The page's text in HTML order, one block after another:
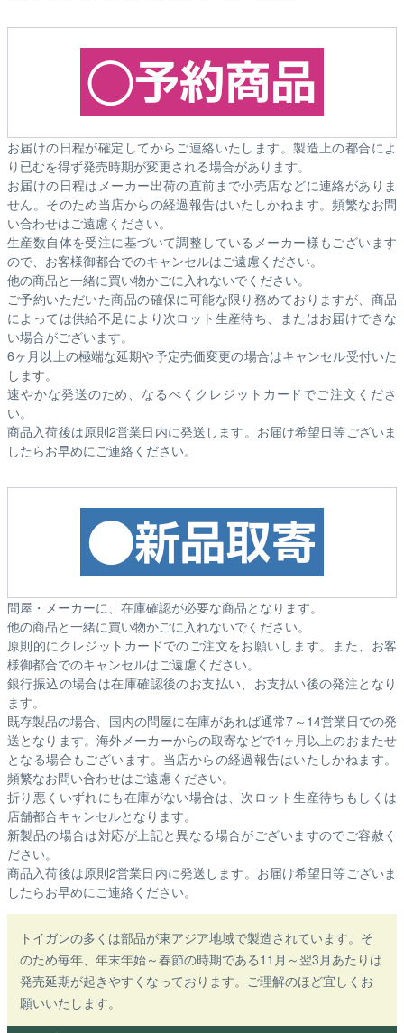
お届けの日程が確定してからご連絡いたします。製造上の都合によ
り已むを得ず発売時期が変更される場合があります。
お届けの日程はメーカー出荷の直前まで小売店などに連絡がありま
せん。そのため当店からの経過報告はいたしかねます。頻繁なお問
い合わせはご遠慮ください。
生産数自体を受注に基づいて調整しているメーカー様もございます
ので、お客様御都合でのキャンセルはご遠慮ください。
他の商品と一緒に買い物かごに入れないでください。
ご予約いただいた商品の確保に可能な限り務めておりますが、商品
によっては供給不足により次ロット生産待ち、またはお届けできな
い場合がございます。
6ヶ月以上の極端な延期や予定売価変更の場合はキャンセル受付いた
します。
速やかな発送のため、なるべくクレジットカードでご注文くださ
い。
商品入荷後は原則2営業日内に発送します。お届け希望日等ございま
したらお早めにご連絡ください。
問屋・メーカーに、在庫確認が必要な商品となります。
他の商品と一緒に買い物かごに入れないでください。
原則的にクレジットカードでのご注文をお願いします。また、お客
様御都合でのキャンセルはご遠慮ください。
銀行振込の場合は在庫確認後のお支払い、お支払い後の発注となり
ます。
既存製品の場合、国内の問屋に在庫があれば通常7～14営業日での発
送となります。海外メーカーからの取寄などで1ヶ月以上のおまたせ
となる場合もございます。 当店からの経過報告はいたしかねます。
頻繁なお問い合わせはご遠慮ください。
折り悪くいずれにも在庫がない場合は、次ロット生産待ちもしくは
店舗都合キャンセルとなります。
新製品の場合は対応が上記と異なる場合がございますのでご容赦く
ださい。
商品入荷後は原則2営業日内に発送します。お届け希望日等ございま
したらお早めにご連絡ください。
トイガンの多くは部品が東アジア地域で製造されています。そ
のため毎年、年末年始～春節の時期である11月～翌3月あたりは
発売延期が起きやすくなっております。ご理解のほど宜しくお
願いいたします。